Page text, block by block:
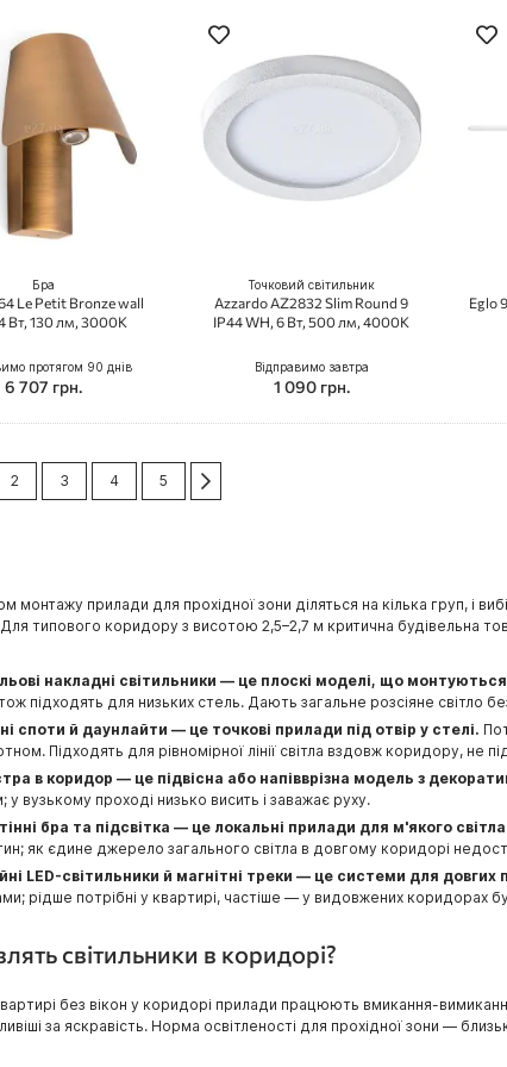
Бра
Le Petit Bronze wall
Вт, 130 лм, 3000K
протягом 90 днів
6 707 грн.
Точковий світильник
Azzardo AZ2832 Slim Round 9
IP44 WH, 6 Вт, 500 лм, 4000K
Відправимо завтра
1 090 грн.
Eglo
currently reading page
Сторінка
2 Сторінка
3 Сторінка
4 Сторінка
5 Сторінка
Далі
монтажу прилади для прохідної зони діляться на кілька груп, і
типового коридору з висотою 2,5–2,7 м критична будівельна
накладні світильники — це плоскі моделі, що
підходять для низьких стель. Дають загальне розсіяне світло
споти й даунлайти — це точкові прилади під отвір у стелі.
Підходять для рівномірної лінії світла вздовж коридору, не
в коридор — це підвісна або напівврізна модель з
у вузькому проході низько висить і заважає руху.
бра та підсвітка — це локальні прилади для м'якого
як єдине джерело загального світла в довгому коридорі
LED-світильники й магнітні треки — це системи для довгих
рідше потрібні у квартирі, частіше — у видовжених коридорах
світильники в коридорі?
без вікон у коридорі прилади працюють вмикання-
за яскравість. Норма освітленості для прохідної зони —